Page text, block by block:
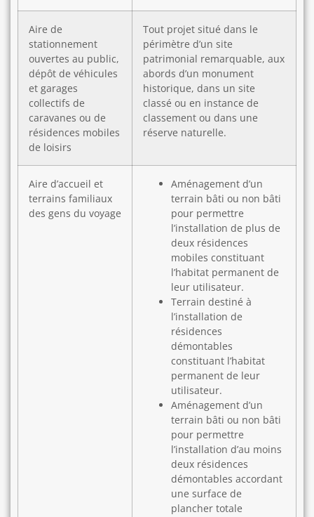
Aire de
stationnement
ouvertes au public,
dépôt de véhicules
et garages
collectifs de
caravanes ou de
résidences mobiles
de loisirs
Tout projet situé dans le
périmètre d’un site
patrimonial remarquable, aux
abords d’un monument
historique, dans un site
classé ou en instance de
classement ou dans une
réserve naturelle.
Aire d’accueil et
terrains familiaux
des gens du voyage
Aménagement d’un
terrain bâti ou non bâti
pour permettre
l’installation de plus de
deux résidences
mobiles constituant
l’habitat permanent de
leur utilisateur.
Terrain destiné à
l’installation de
résidences
démontables
constituant l’habitat
permanent de leur
utilisateur.
Aménagement d’un
terrain bâti ou non bâti
pour permettre
l’installation d’au moins
deux résidences
démontables accordant
une surface de
plancher totale